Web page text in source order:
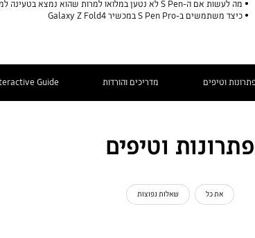
מה לעשות אם ה-S Pen לא נטען במלואו למרות שהוא נמצא בטעינה למשך זמן רב?
כיצד משתמשים ב-S Pen Pro במכשיר Galaxy Z Fold4
וטיפים מדריכים והורדות Guide
פתרונות וטיפים
את כל שאלות נפוצות